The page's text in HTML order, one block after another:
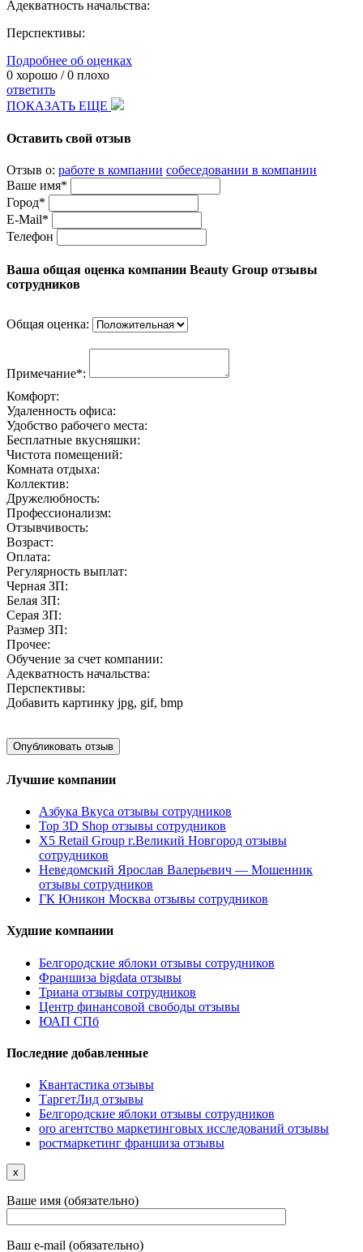
Адекватность начальства:
Перспективы:
Подробнее об оценках
0 хорошо /0 плохо
ответить
ПОКАЗАТЬ ЕЩЕ
Оставить свой отзыв
Отзыв о: работе в компании собеседовании в компании
Ваше имя*
Город*
E-Mail*
Телефон
Ваша общая оценка компании Beauty Group отзывы
сотрудников
Общая оценка:
Примечание*:
Комфорт:
Удаленность офиса:
Удобство рабочего места:
Бесплатные вкусняшки:
Чистота помещений:
Комната отдыха:
Коллектив:
Дружелюбность:
Профессионализм:
Отзывчивость:
Возраст:
Оплата:
Регулярность выплат:
Черная ЗП:
Белая ЗП:
Серая ЗП:
Размер ЗП:
Прочее:
Обучение за счет компании:
Адекватность начальства:
Перспективы:
Добавить картинку jpg, gif, bmp
Лучшие компании
Азбука Вкуса отзывы сотрудников
Top 3D Shop отзывы сотрудников
X5 Retail Group г.Великий Новгород отзывы
сотрудников
Неведомский Ярослав Валерьевич — Мошенник
отзывы сотрудников
ГК Юникон Москва отзывы сотрудников
Худшие компании
Белгородские яблоки отзывы сотрудников
Франшиза bigdata отзывы
Триана отзывы сотрудников
Центр финансовой свободы отзывы
ЮАП СПб
Последние добавленные
Квантастика отзывы
ТаргетЛид отзывы
Белгородские яблоки отзывы сотрудников
oro агентство маркетинговых исследований отзывы
ростмаркетинг франшиза отзывы
x
Ваше имя (обязательно)
Ваш e-mail (обязательно)